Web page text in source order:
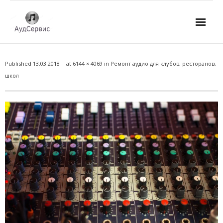
- Ремонт микшерных пультов и консолей
- Ремонт активной акустики
- Ремонт домашних кинотеатров
- Ремонт музыкальных центров
- Ремонт аудио для клубов, ресторанов, школ
- Изготовление усилителей
Published 13.03.2018 at 6144 × 4069 in Ремонт аудио для клубов, ресторанов,
школ